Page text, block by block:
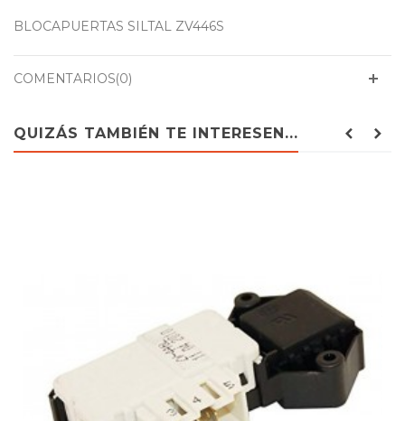
BLOCAPUERTAS SILTAL ZV446S
COMENTARIOS(0)
QUIZÁS TAMBIÉN TE INTERESEN...